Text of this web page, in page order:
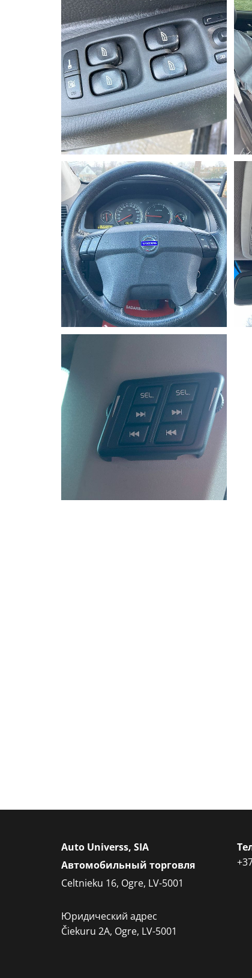
Auto Universs, SIA
Автомобильный торговля
Celtnieku 16, Ogre, LV-5001
Юридический адрес
Čiekuru 2A, Ogre, LV-5001